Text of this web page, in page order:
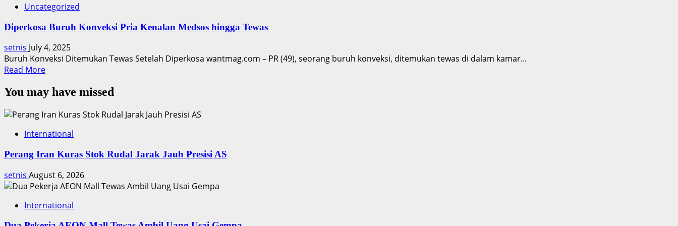
Uncategorized
Diperkosa Buruh Konveksi Pria Kenalan Medsos hingga Tewas
setnis July 4, 2025
Buruh Konveksi Ditemukan Tewas Setelah Diperkosa wantmag.com – PR (49), seorang buruh konveksi, ditemukan tewas di dalam kamar...
Read MoreRead
about
Buruh
Pria
Medsos
Tewas
You may have missed
International
Perang Iran Kuras Stok Rudal Jarak Jauh Presisi AS
setnis August 6, 2026
International